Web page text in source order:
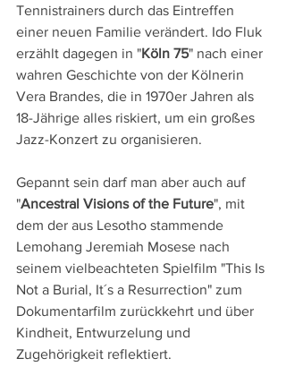
Tennistrainers durch das Eintreffen
einer neuen Familie verändert. Ido Fluk
erzählt dagegen in "Köln 75" nach einer
wahren Geschichte von der Kölnerin
Vera Brandes, die in 1970er Jahren als
18-Jährige alles riskiert, um ein großes
Jazz-Konzert zu organisieren.
Gepannt sein darf man aber auch auf
"Ancestral Visions of the Future", mit
dem der aus Lesotho stammende
Lemohang Jeremiah Mosese nach
seinem vielbeachteten Spielfilm "This Is
Not a Burial, It´s a Resurrection" zum
Dokumentarfilm zurückkehrt und über
Kindheit, Entwurzelung und
Zugehörigkeit reflektiert.